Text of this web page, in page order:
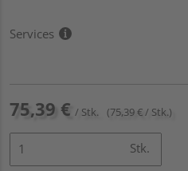
Services
75,39 € / Stk. (75,39 € / Stk.)
Stk.